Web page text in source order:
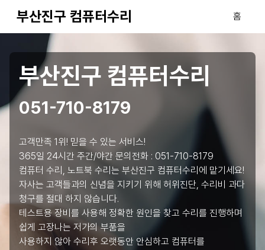
부산진구 컴퓨터수리 홈
부산진구 컴퓨터수리
051-710-8179
고객만족 1위! 믿을 수 있는 서비스!
365일 24시간 주간/야간 문의전화 : 051-710-8179
컴퓨터 수리, 노트북 수리는 부산진구 컴퓨터수리에 맡기세요!
자사는 고객들과의 신념을 지키기 위해 허위진단, 수리비 과다
청구를 절대 하지 않습니다.
테스트용 장비를 사용해 정확한 원인을 찾고 수리를 진행하며
쉽게 고장나는 저가의 부품을
사용하지 않아 수리후 오랫동안 안심하고 컴퓨터를